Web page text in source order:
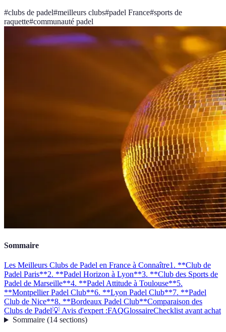
#clubs de padel#meilleurs clubs#padel France#sports de
raquette#communauté padel
Sommaire
Les Meilleurs Clubs de Padel en France à Connaître1. **Club de
Padel Paris**2. **Padel Horizon à Lyon**3. **Club des Sports de
Padel de Marseille**4. **Padel Attitude à Toulouse**5.
**Montpellier Padel Club**6. **Lyon Padel Club**7. **Padel
Club de Nice**8. **Bordeaux Padel Club**Comparaison des
Clubs de Padel💡 Avis d'expert :FAQGlossaireChecklist avant achat
Sommaire(14 sections)